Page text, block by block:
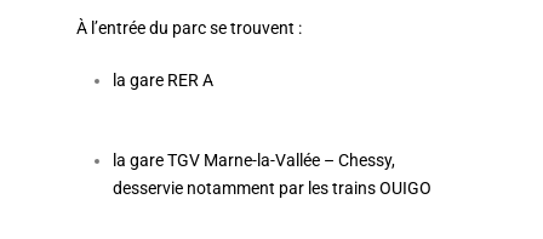
À l’entrée du parc se trouvent :
la gare RER A
la gare TGV Marne-la-Vallée – Chessy,
desservie notamment par les trains OUIGO